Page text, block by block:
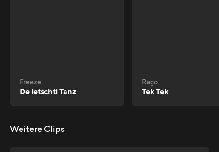
Freeze
De letschti Tanz
Rago
Tek Tek
Weitere Clips